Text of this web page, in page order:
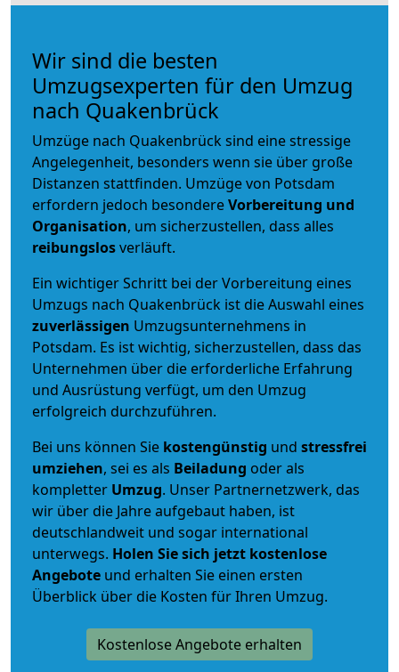
Wir sind die besten
Umzugsexperten für den Umzug
nach Quakenbrück
Umzüge nach Quakenbrück sind eine stressige
Angelegenheit, besonders wenn sie über große
Distanzen stattfinden. Umzüge von Potsdam
erfordern jedoch besondereVorbereitung und
Organisation, um sicherzustellen, dass alles
reibungslosverläuft.
Ein wichtiger Schritt bei der Vorbereitung eines
Umzugs nach Quakenbrück ist die Auswahl eines
zuverlässigen Umzugsunternehmens in
Potsdam. Es ist wichtig, sicherzustellen, dass das
Unternehmen über die erforderliche Erfahrung
und Ausrüstung verfügt, um den Umzug
erfolgreich durchzuführen.
Bei uns können Sie kostengünstig und stressfrei
umziehen, sei es als Beiladung oder als
kompletter Umzug. Unser Partnernetzwerk, das
wir über die Jahre aufgebaut haben, ist
deutschlandweit und sogar international
unterwegs. Holen Sie sich jetzt kostenlose
Angebote und erhalten Sie einen ersten
Überblick über die Kosten für Ihren Umzug.
Kostenlose Angebote erhalten